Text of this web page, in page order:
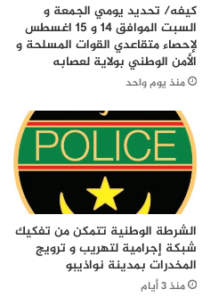
كيفه/ تحديد يومي الجمعة و
السبت الموافق 14 و 15 اغسطس
لإحصاء متقاعدي القوات المسلحة و
الأمن الوطني بولاية لعصابه
منذ يوم واحد
الشرطة الوطنية تتمكن من تفكيك
شبكة إجرامية لتهريب و ترويج
المخدرات بمدينة نواذيبو
منذ 3 أيام